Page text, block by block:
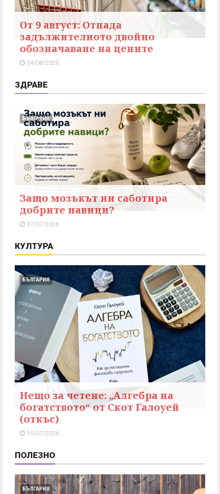
От 9 август: Отпада
задължителното двойно
обозначаване на цените
04/08/2026
ЗДРАВЕ
БЪЛГАРИЯ
Защо мозъкът ни саботира
добрите навици?
07/07/2026
КУЛТУРА
БЪЛГАРИЯ
Нещо за четене: „Алгебра на
богатството“ от Скот Галоуей
(откъс)
15/07/2026
ПОЛЕЗНО
БЪЛГАРИЯ